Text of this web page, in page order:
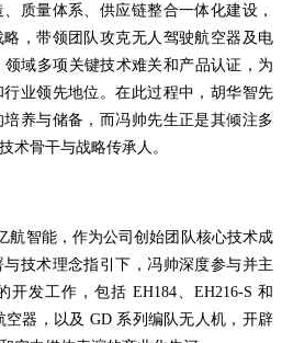
质量体系、供应链整合一体化建设，
，带领团队攻克无人驾驶航空器及电
域多项关键技术难关和产品认证，为
业领先地位。在此过程中，胡华智先
养与储备，而冯帅先生正是其倾注多
术骨干与战略传承人。
航智能，作为公司创始团队核心技术成
技术理念指引下，冯帅深度参与并主
发工作，包括 EH184、EH216-S 和
空器，以及 GD 系列编队无人机，开辟